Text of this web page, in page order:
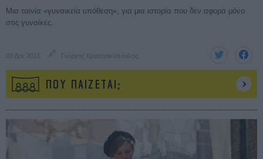
Μια ταινία «γυναικεία υπόθεση», για μια ιστορία που δεν αφορά μόνο
στις γυναίκες.
03 Δεκ 2015 Γιώργος Κρασσακόπουλος
ΠΟΥ ΠΑΙΖΕΤΑΙ;